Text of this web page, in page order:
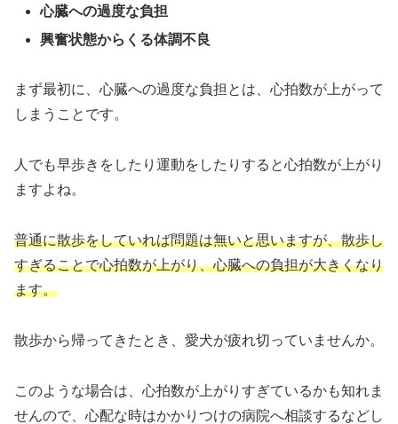
心臓への過度な負担
興奮状態からくる体調不良
まず最初に、心臓への過度な負担とは、心拍数が上がって
しまうことです。
人でも早歩きをしたり運動をしたりすると心拍数が上がり
ますよね。
普通に散歩をしていれば問題は無いと思いますが、散歩し
すぎることで心拍数が上がり、心臓への負担が大きくなり
ます。
散歩から帰ってきたとき、愛犬が疲れ切っていませんか。
このような場合は、心拍数が上がりすぎているかも知れま
せんので、心配な時はかかりつけの病院へ相談するなどし